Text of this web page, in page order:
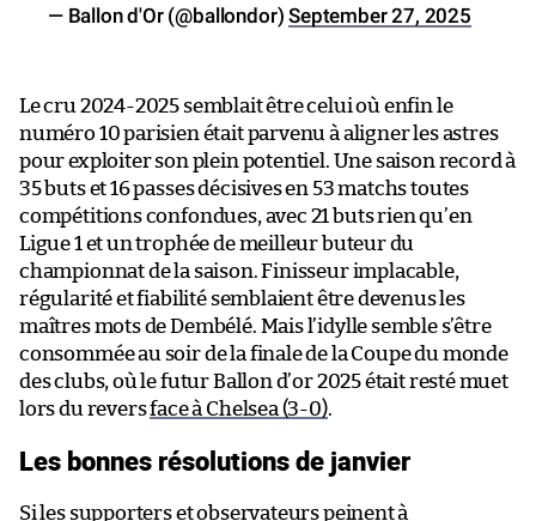
— Ballon d'Or (@ballondor)September 27, 2025
Le cru 2024-2025 semblait être celui où enfin le
numéro 10 parisien était parvenu à aligner les astres
pour exploiter son plein potentiel. Une saison record à
35 buts et 16 passes décisives en 53 matchs toutes
compétitions confondues, avec 21 buts rien qu’en
Ligue 1 et un trophée de meilleur buteur du
championnat de la saison. Finisseur implacable,
régularité et fiabilité semblaient être devenus les
maîtres mots de Dembélé. Mais l’idylle semble s’être
consommée au soir de la finale de la Coupe du monde
des clubs, où le futur Ballon d’or 2025 était resté muet
lors du reversface à Chelsea (3-0).
Les bonnes résolutions de janvier
Si les supporters et observateurs peinent à